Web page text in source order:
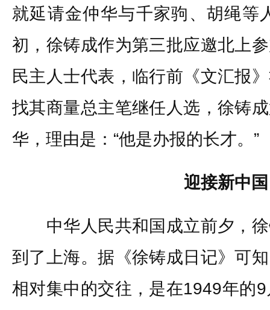
就延请金仲华与千家驹、胡绳等
初，徐铸成作为第三批应邀北上
民主人士代表，临行前《文汇报
找其商量总主笔继任人选，徐铸
华，理由是：“他是办报的长才。”
迎接新中国
中华人民共和国成立前夕，徐
到了上海。据《徐铸成日记》可
相对集中的交往，是在1949年的